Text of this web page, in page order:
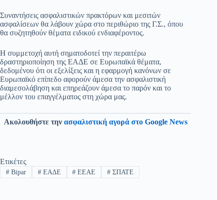
Συναντήσεις ασφαλιστικών πρακτόρων και μεσιτών
ασφαλίσεων θα λάβουν χώρα στο περιθώριο της Γ.Σ., όπου
θα συζητηθούν θέματα ειδικού ενδιαφέροντος.
Η συμμετοχή αυτή σηματοδοτεί την περαιτέρω
δραστηριοποίηση της ΕΑΔΕ σε Ευρωπαϊκά θέματα,
δεδομένου ότι οι εξελίξεις και η εφαρμογή κανόνων σε
Ευρωπαϊκό επίπεδο αφορούν άμεσα την ασφαλιστική
διαμεσολάβηση και επηρεάζουν άμεσα το παρόν και το
μέλλον του επαγγέλματος στη χώρα μας.
Ακολουθήστε την ασφαλιστική αγορά στο Google News
Ετικέτες
#Bipar #ΕΑΔΕ # ΕΕΑΕ # ΣΠΑΤΕ